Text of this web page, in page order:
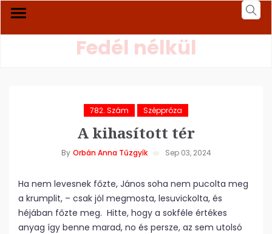
Fedél nélkül
782. Szám Széppróza
A kihasított tér
By Orbán Anna Tűzgyík Sep 03, 2024
Ha nem levesnek főzte, János soha nem pucolta meg
a krumplit, – csak jól megmosta, lesuvickolta, és
héjában főzte meg. Hitte, hogy a sokféle értékes
anyag így benne marad, no és persze, az sem utolsó